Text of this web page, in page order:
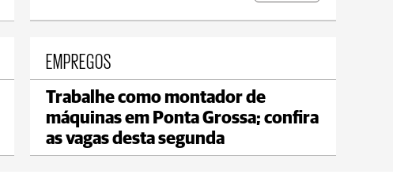
Jaguariaíva
max 19°C min 18°C
EMPREGOS
Trabalhe como montador de
máquinas em Ponta Grossa; confira
as vagas desta segunda